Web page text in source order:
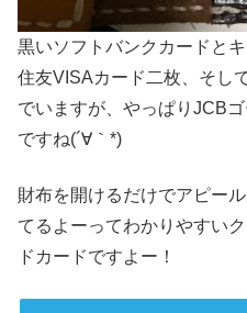
黒いソフトバンクカードと
住友VISAカード二枚、そし
でいますが、やっぱりJCB
ですね(´∀｀*)
財布を開けるだけでアピー
てるよーってわかりやすい
ドカードですよー！